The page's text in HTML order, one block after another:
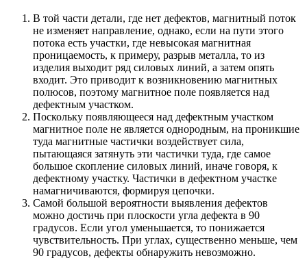
В той части детали, где нет дефектов, магнитный поток
не изменяет направление, однако, если на пути этого
потока есть участки, где невысокая магнитная
проницаемость, к примеру, разрыв металла, то из
изделия выходит ряд силовых линий, а затем опять
входит. Это приводит к возникновению магнитных
полюсов, поэтому магнитное поле появляется над
дефектным участком.
Поскольку появляющееся над дефектным участком
магнитное поле не является однородным, на проникшие
туда магнитные частички воздействует сила,
пытающаяся затянуть эти частички туда, где самое
большое скопление силовых линий, иначе говоря, к
дефектному участку. Частички в дефектном участке
намагничиваются, формируя цепочки.
Самой большой вероятности выявления дефектов
можно достичь при плоскости угла дефекта в 90
градусов. Если угол уменьшается, то понижается
чувствительность. При углах, существенно меньше, чем
90 градусов, дефекты обнаружить невозможно.